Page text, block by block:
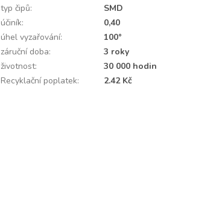
typ čipů:
SMD
účiník:
0,40
úhel vyzařování:
100°
záruční doba:
3 roky
životnost:
30 000 hodin
Recyklační poplatek: 2.42 Kč